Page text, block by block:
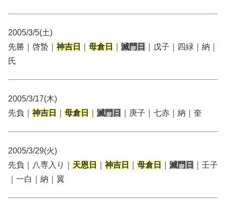
2005/3/5(土)
先勝｜啓蟄｜ 神吉日 母倉日 滅門日
｜戊子｜四緑｜納｜
氏
2005/3/17(木)
先負｜ 神吉日 母倉日 滅門日 ｜庚子｜七赤｜納｜奎
2005/3/29(火)
先負｜八専入り｜ 天恩日 神吉日 母倉日 滅門日
｜壬子
｜一白｜納｜翼